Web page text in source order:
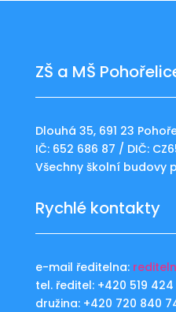
ZŠ a MŠ
Dlouhá 35, 691 23
IČ: 652 686 87 / DIČ:
Všechny školní budovy
Rychlé kontakty
e-mail ředitelna:
tel. ředitel: +420 519
družina: +420 720 840